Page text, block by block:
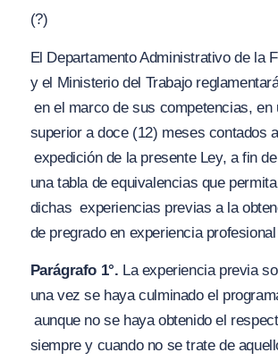
(?)
El Departamento Administrativo de la
y el Ministerio del Trabajo
en el marco de sus competencias, en
superior a doce (12) meses contados
expedición de la presente Ley, a fin
una tabla de equivalencias que
dichas experiencias previas a la
de pregrado en experiencia
Parágrafo 1°. La experiencia previa
una vez se haya culminado el
aunque no se haya obtenido el
siempre y cuando no se trate de